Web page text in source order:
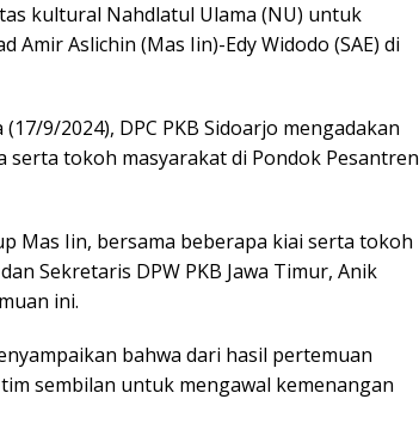
kultural Nahdlatul Ulama (NU) untuk
Aslichin (Mas Iin)-Edy Widodo (SAE) di
9/2024), DPC PKB Sidoarjo mengadakan
tokoh masyarakat di Pondok Pesantren
Mas Iin, bersama beberapa kiai serta tokoh
Sekretaris DPW PKB Jawa Timur, Anik
ini.
bahwa dari hasil pertemuan
sembilan untuk mengawal kemenangan